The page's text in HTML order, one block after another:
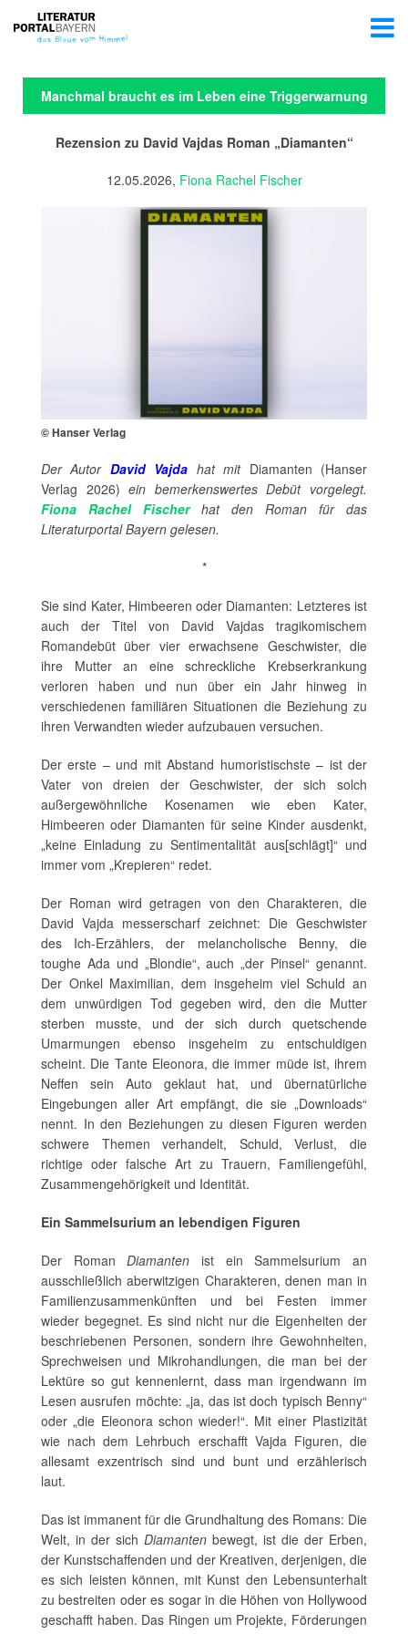
Manchmal braucht es im Leben eine Triggerwarnung
Rezension zu David Vajdas Roman „Diamanten“
12.05.2026, Fiona Rachel Fischer
© Hanser Verlag
Der Autor David Vajda hat mit Diamanten (Hanser
Verlag 2026) ein bemerkenswertes Debüt vorgelegt.
Fiona Rachel Fischerhat den Roman für das
Literaturportal Bayern gelesen.
*
Sie sind Kater, Himbeeren oder Diamanten: Letzteres ist
auch der Titel von David Vajdas tragikomischem
Romandebüt über vier erwachsene Geschwister, die
ihre Mutter an eine schreckliche Krebserkrankung
verloren haben und nun über ein Jahr hinweg in
verschiedenen familiären Situationen die Beziehung zu
ihren Verwandten wieder aufzubauen versuchen.
Der erste – und mit Abstand humoristischste – ist der
Vater von dreien der Geschwister, der sich solch
außergewöhnliche Kosenamen wie eben Kater,
Himbeeren oder Diamanten für seine Kinder ausdenkt,
„keine Einladung zu Sentimentalität aus[schlägt]“ und
immer vom „Krepieren“ redet.
Der Roman wird getragen von den Charakteren, die
David Vajda messerscharf zeichnet: Die Geschwister
des Ich-Erzählers, der melancholische Benny, die
toughe Ada und „Blondie“, auch „der Pinsel“ genannt.
Der Onkel Maximilian, dem insgeheim viel Schuld an
dem unwürdigen Tod gegeben wird, den die Mutter
sterben musste, und der sich durch quetschende
Umarmungen ebenso insgeheim zu entschuldigen
scheint. Die Tante Eleonora, die immer müde ist, ihrem
Neffen sein Auto geklaut hat, und übernatürliche
Eingebungen aller Art empfängt, die sie „Downloads“
nennt. In den Beziehungen zu diesen Figuren werden
schwere Themen verhandelt, Schuld, Verlust, die
richtige oder falsche Art zu Trauern, Familiengefühl,
Zusammengehörigkeit und Identität.
Ein Sammelsurium an lebendigen Figuren
Der RomanDiamanten ist ein Sammelsurium an
ausschließlich aberwitzigen Charakteren, denen man in
Familienzusammenkünften und bei Festen immer
wieder begegnet. Es sind nicht nur die Eigenheiten der
beschriebenen Personen, sondern ihre Gewohnheiten,
Sprechweisen und Mikrohandlungen, die man bei der
Lektüre so gut kennenlernt, dass man irgendwann im
Lesen ausrufen möchte: „ja, das ist doch typisch Benny“
oder „die Eleonora schon wieder!“. Mit einer Plastizität
wie nach dem Lehrbuch erschafft Vajda Figuren, die
allesamt exzentrisch sind und bunt und erzählerisch
laut.
Das ist immanent für die Grundhaltung des Romans: Die
Welt, in der sich Diamanten bewegt, ist die der Erben,
der Kunstschaffenden und der Kreativen, derjenigen, die
es sich leisten können, mit Kunst den Lebensunterhalt
zu bestreiten oder es sogar in die Höhen von Hollywood
geschafft haben. Das Ringen um Projekte, Förderungen